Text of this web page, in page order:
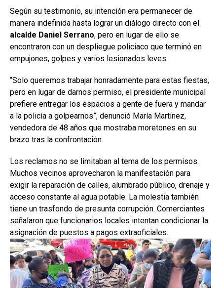
Según su testimonio, su intención era permanecer de
manera indefinida hasta lograr un diálogo directo con el
alcalde Daniel Serrano, pero en lugar de ello se
encontraron con un despliegue policiaco que terminó en
empujones, golpes y varios lesionados leves.
“Solo queremos trabajar honradamente para estas fiestas,
pero en lugar de darnos permiso, el presidente municipal
prefiere entregar los espacios a gente de fuera y mandar
a la policía a golpearnos”, denunció María Martínez,
vendedora de 48 años que mostraba moretones en su
brazo tras la confrontación.
Los reclamos no se limitaban al tema de los permisos.
Muchos vecinos aprovecharon la manifestación para
exigir la reparación de calles, alumbrado público, drenaje y
acceso constante al agua potable. La molestia también
tiene un trasfondo de presunta corrupción. Comerciantes
señalaron que funcionarios locales intentan condicionar la
asignación de puestos a pagos extraoficiales.